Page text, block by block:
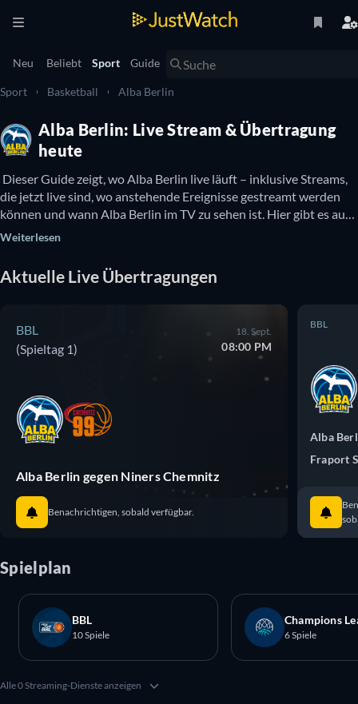
Neu Beliebt Sport Guide
Sport Basketball Alba Berlin
Alba Berlin: Live Stream & Übertragung
heute
Dieser Guide zeigt, wo Alba Berlin live läuft – inklusive Streams,
die jetzt live sind, wo anstehende Ereignisse gestreamt werden
können und wann Alba Berlin im TV zu sehen ist. Hier gibt es auch
Weiterlesen
Aktuelle Live Übertragungen
BBL
(Spieltag 1)
18. Sept.
08:00 PM
Alba Berlin gegen Niners Chemnitz
Benachrichtigen, sobald verfügbar.
BBL
Alba
Fraport
Spielplan
BBL
10 Spiele
Champions
6 Spiele
Alle 0 Streaming-Dienste anzeigen